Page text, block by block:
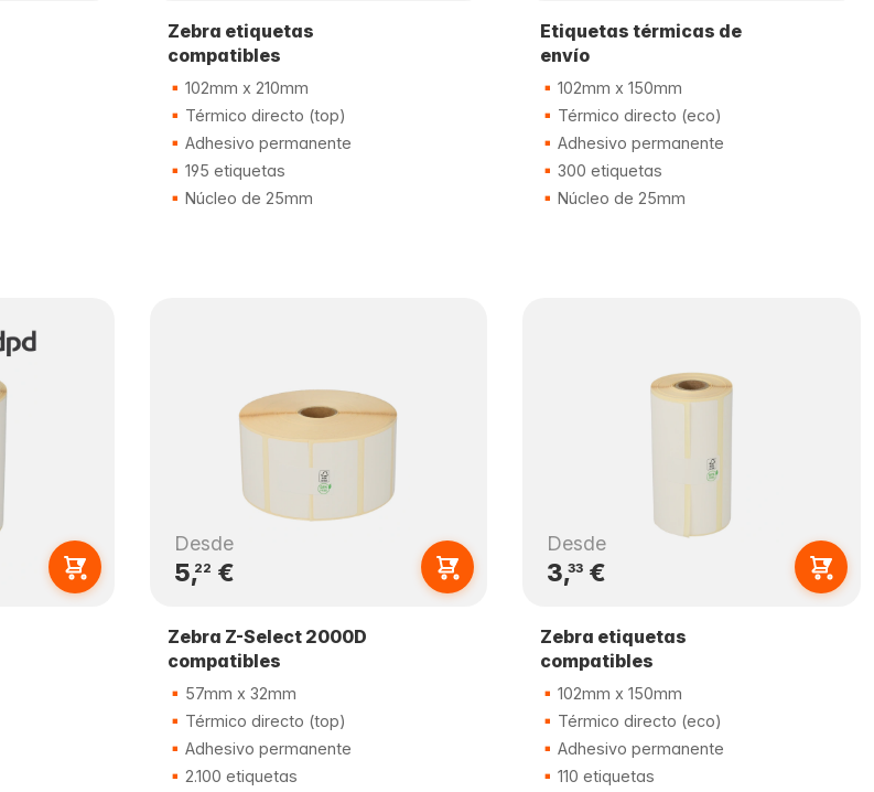
Zebra etiquetas
compatibles
102mm x 210mm
Térmico directo (top)
Adhesivo permanente
195 etiquetas
Núcleo de 25mm
Etiquetas térmicas de
envío
102mm x 150mm
Térmico directo (eco)
Adhesivo permanente
300 etiquetas
Núcleo de 25mm
Desde
5,22 €
Zebra Z-Select 2000D
compatibles
57mm x 32mm
Térmico directo (top)
Adhesivo permanente
2.100 etiquetas
Desde
3,33€
Zebra etiquetas
compatibles
102mm x 150mm
Térmico directo (eco)
Adhesivo permanente
110 etiquetas